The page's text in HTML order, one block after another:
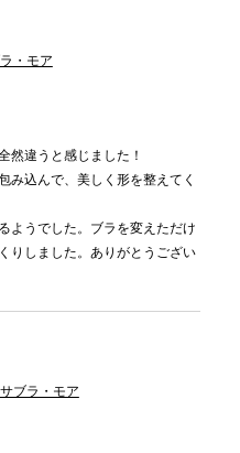
・モア
然違うと感じました！
み込んで、美しく形を整えてく
ようでした。ブラを変えただけ
りしました。ありがとうござい
ブラ・モア